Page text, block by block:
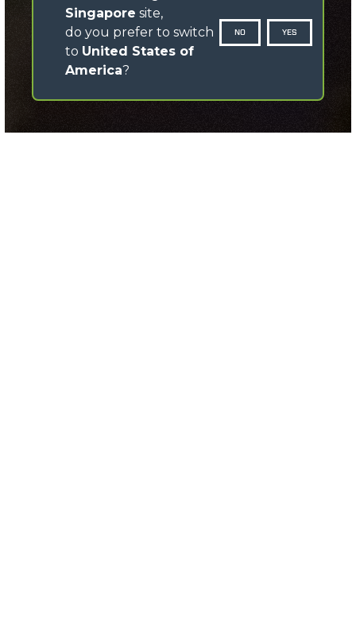
Singapore site,
do you prefer to switch
to United States of
America?
NO YES